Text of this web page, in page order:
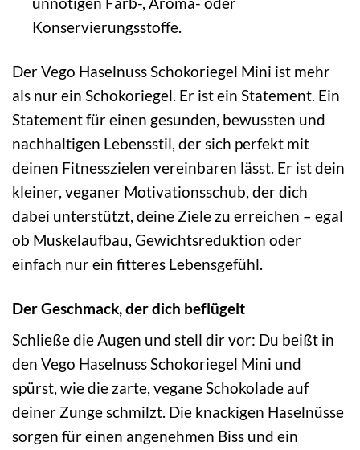
Konservierungsstoffe.
Der Vego Haselnuss Schokoriegel Mini ist mehr
als nur ein Schokoriegel. Er ist ein Statement. Ein
Statement für einen gesunden, bewussten und
nachhaltigen Lebensstil, der sich perfekt mit
deinen Fitnesszielen vereinbaren lässt. Er ist dein
kleiner, veganer Motivationsschub, der dich
dabei unterstützt, deine Ziele zu erreichen – egal
ob Muskelaufbau, Gewichtsreduktion oder
einfach nur ein fitteres Lebensgefühl.
Der Geschmack, der dich beflügelt
Schließe die Augen und stell dir vor: Du beißt in
den Vego Haselnuss Schokoriegel Mini und
spürst, wie die zarte, vegane Schokolade auf
deiner Zunge schmilzt. Die knackigen Haselnüsse
sorgen für einen angenehmen Biss und ein